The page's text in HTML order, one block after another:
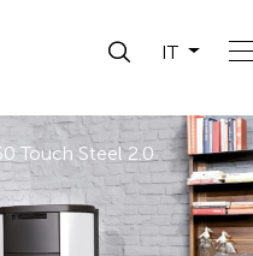
IT
Touch Steel 2.0